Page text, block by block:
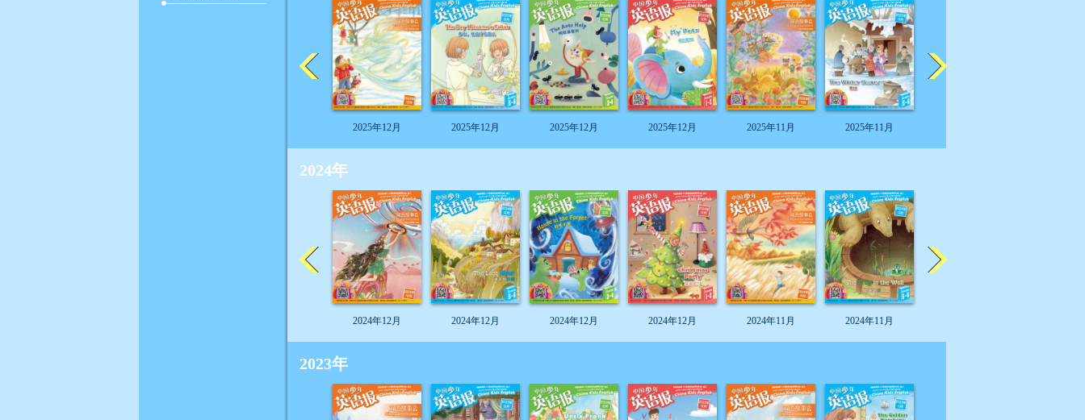
2025年12月 2025年12月 2025年12月 2025年12月 2025年11月 2025年11月
2024年
2024年12月 2024年12月 2024年12月 2024年12月 2024年11月 2024年11月
2023年